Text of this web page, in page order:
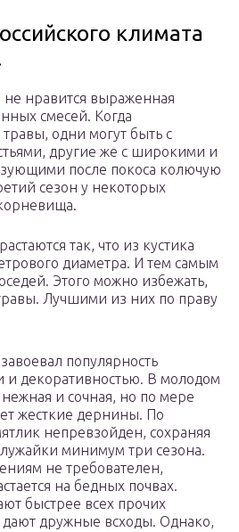
климата
нравится выраженная
смесей. Когда
одни могут быть с
другие же с широкими и
после покоса колючую
сезон у некоторых
так, что из кустика
диаметра. И тем самым
Этого можно избежать,
Лучшими из них по праву
популярность
и декоративностью. В молодом
и сочная, но по мере
жесткие дернины. По
непревзойден, сохраняя
лужайки минимум три сезона.
не требователен,
на бедных почвах.
быстрее всех прочих
дают дружные всходы. Однако,